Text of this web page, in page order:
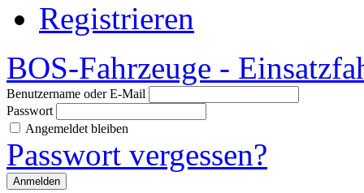
Registrieren
BOS-Fahrzeuge -
Benutzername oder E-Mail
Passwort
Angemeldet bleiben
Passwort vergessen?